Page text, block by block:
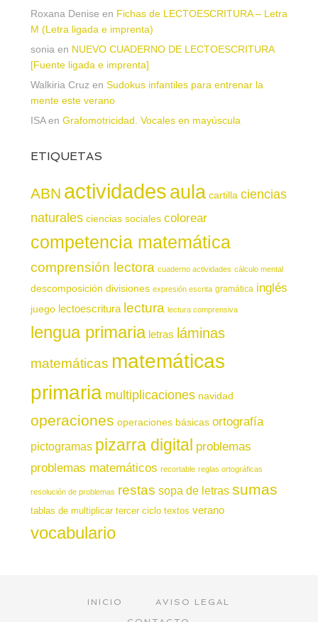
Roxana Denise en Fichas de LECTOESCRITURA – Letra
M (Letra ligada e imprenta)
sonia en NUEVO CUADERNO DE LECTOESCRITURA
[Fuente ligada e imprenta]
Walkiria Cruz en Sudokus infantiles para entrenar la
mente este verano
ISAen Grafomotricidad. Vocales en mayúscula
ETIQUETAS
ABN actividadesaula cartilla ciencias
naturales ciencias sociales colorear
competencia matemática
comprensión lectora cuaderno actividades cálculo mental
descomposición divisiones expresión escrita gramática inglés
juego lectoescritura lectura lectura comprensiva
lengua primaria letras láminas
matemáticas matemáticas
primaria multiplicaciones navidad
operaciones operaciones básicas ortografía
pictogramas pizarra digital problemas
problemas matemáticos recortable reglas ortográficas
resolución de problemas restas sopa de letras sumas
tablas de multiplicar tercer ciclo textos verano
vocabulario
INICIO
AVISO LEGAL